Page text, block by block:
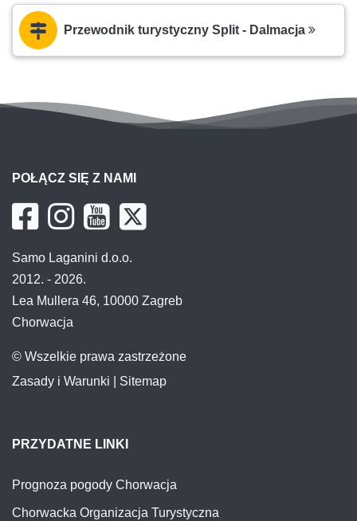
Przewodnik turystyczny Split - Dalmacja
POŁĄCZ SIĘ Z NAMI
Samo Laganini d.o.o.
2012. - 2026.
Lea Mullera 46, 10000 Zagreb
Chorwacja
© Wszelkie prawa zastrzeżone
Zasady i Warunki
Sitemap
PRZYDATNE LINKI
Prognoza pogody Chorwacja
Chorwacka Organizacja Turystyczna